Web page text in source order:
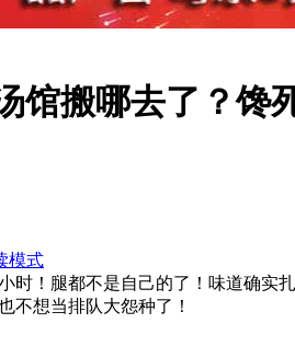
馆搬哪去了？馋
模式
时！腿都不是自己的了！味道确
不想当排队大怨种了！